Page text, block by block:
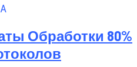
Обработки 80%